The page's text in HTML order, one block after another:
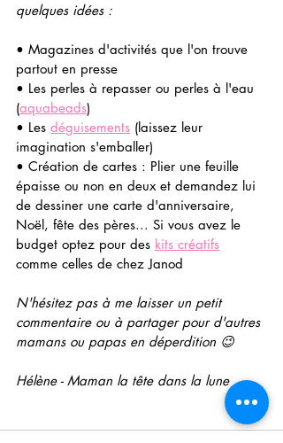
quelques idées :
• Magazines d'activités que l'on trouve
partout en presse
• Les perles à repasser ou perles à l'eau
(aquabeads)
• Les déguisements (laissez leur
imagination s'emballer)
• Création de cartes : Plier une feuille
épaisse ou non en deux et demandez lui
de dessiner une carte d'anniversaire,
Noël, fête des pères... Si vous avez le
budget optez pour des kits créatifs
comme celles de chez Janod
N'hésitez pas à me laisser un petit
commentaire ou à partager pour d'autres
mamans ou papas en déperdition 😉
Hélène - Maman la tête dans la lune